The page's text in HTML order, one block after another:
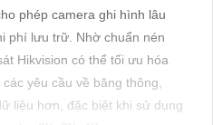
phép camera ghi hình lâu
phí lưu trữ. Nhờ chuẩn nén
Hikvision có thể tối ưu hóa
yêu cầu về băng thông,
liệu hơn, đặc biệt khi sử dụng